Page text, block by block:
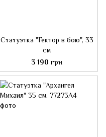
Статуэтка "Гектор в бою", 33
см
3 190 грн